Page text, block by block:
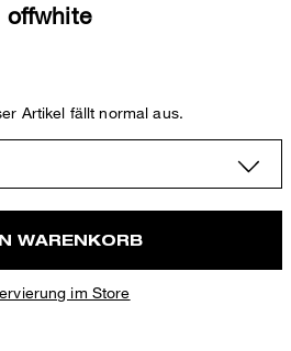
offwhite
Artikel fällt normal aus.
WARENKORB
im Store